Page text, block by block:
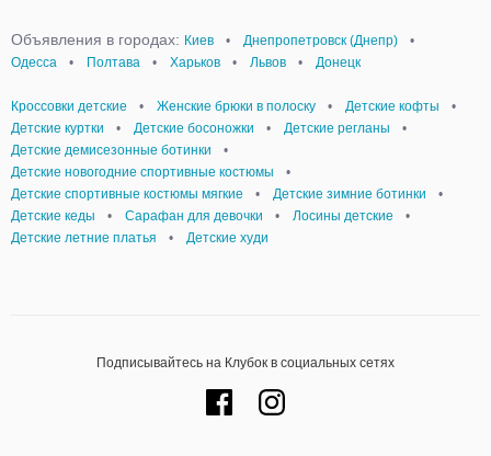
Объявления в городах: Киев • Днепропетровск (Днепр)
•
Одесса
• Полтава • Харьков • Львов • Донецк
Кроссовки детские • Женские брюки в полоску • Детские кофты
•
Детские куртки
• Детские босоножки • Детские регланы
•
Детские демисезонные ботинки
•
Детские новогодние спортивные костюмы
•
Детские спортивные костюмы мягкие
• Детские зимние ботинки
•
Детские кеды
• Сарафан для девочки • Лосины детские
•
Детские летние платья
• Детские худи
Подписывайтесь на Клубок в социальных сетях